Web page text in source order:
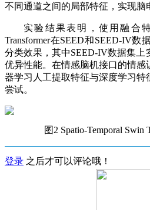
不同通道之间的局部特征，实现脑
实验结果表明，使用融合特
Transformer在SEED和SEED-IV
分类效果，其中SEED-IV数据集上
优异性能。在情感脑机接口的情
器学习人工提取特征与深度学习特
尝试。
图2 Spatio-Temporal Swin
登录 之后才可以评论哦！